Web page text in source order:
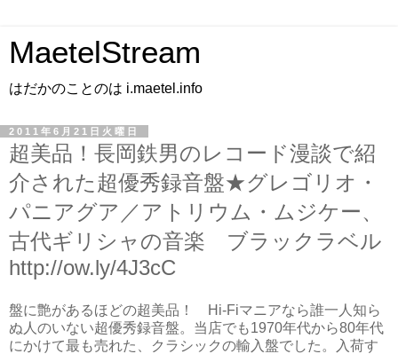
MaetelStream
はだかのことのは i.maetel.info
2011年6月21日火曜日
超美品！長岡鉄男のレコード漫談で紹
介された超優秀録音盤★グレゴリオ・
パニアグア／アトリウム・ムジケー、
古代ギリシャの音楽 ブラックラベル
http://ow.ly/4J3cC
盤に艶があるほどの超美品！ Hi-Fiマニアなら誰一人知ら
ぬ人のいない超優秀録音盤。当店でも1970年代から80年代
にかけて最も売れた、クラシックの輸入盤でした。入荷す